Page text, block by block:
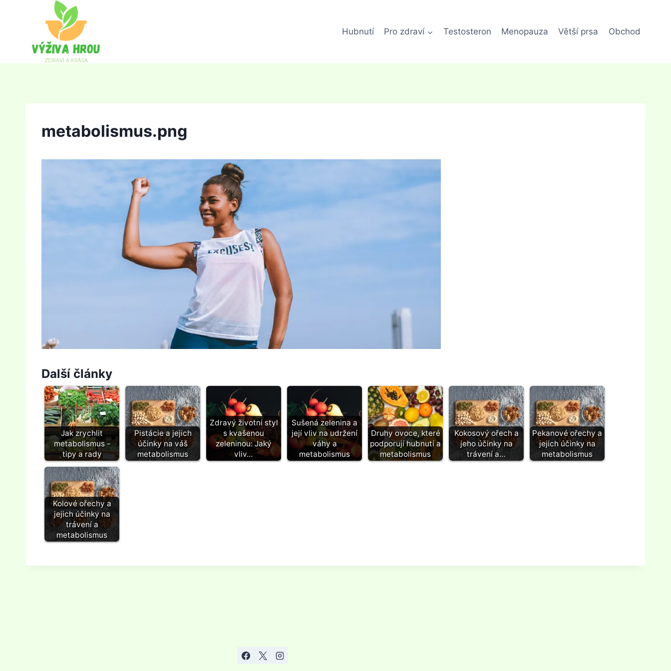
Hubnutí Pro zdraví Testosteron Menopauza Větší prsa Obchod
metabolismus.png
Další články
Jak zrychlit
metabolismus -
tipy a rady
Pistácie a jejich
účinky na váš
metabolismus
Zdravý životní styl
s kvašenou
zeleninou: Jaký
vliv…
Sušená zelenina a
její vliv na udržení
váhy a
metabolismus
Druhy ovoce, které
podporují hubnutí a
metabolismus
Kokosový ořech a
jeho účinky na
trávení a…
Pekanové ořechy a
jejich účinky na
metabolismus
Kolové ořechy a
jejich účinky na
trávení a
metabolismus